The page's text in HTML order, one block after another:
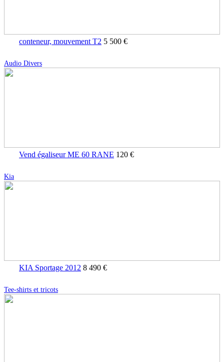
conteneur, mouvement T2 5 500 €
Audio Divers
Vend égaliseur ME 60 RANE 120 €
Kia
KIA Sportage 2012 8 490 €
Tee-shirts et tricots